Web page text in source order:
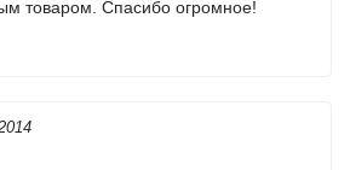
товаром. Спасибо огромное!